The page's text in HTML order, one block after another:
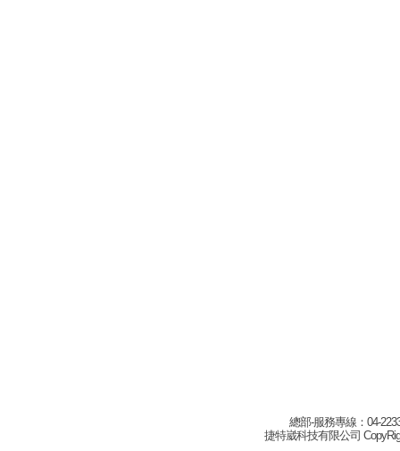
總部-服務專線：04-
捷特崴科技有限公司